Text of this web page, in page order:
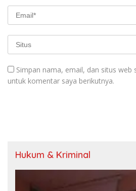
Simpan nama, email, dan situs web
untuk komentar saya berikutnya.
Hukum & Kriminal